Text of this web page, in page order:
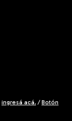
ingresá acá. / Botón